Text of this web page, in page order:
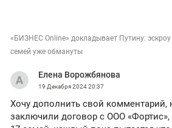
«БИЗНЕС Online» докладывает Путину:
семей уже обмануты
Елена Ворожбянова
19 Декабря 202420:37
Хочу дополнить свой комментарий,
заключили договор с ООО